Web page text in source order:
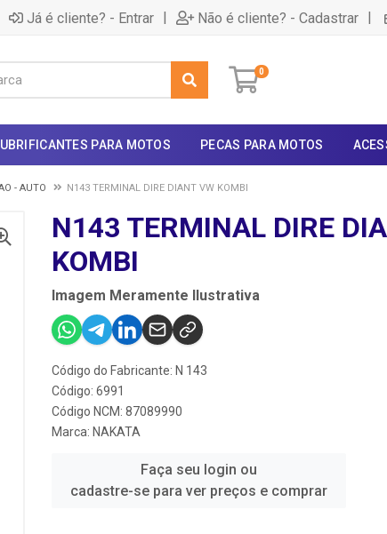
Já é cliente? - Entrar | Não é cliente? - Cadastrar |
0
PARA MOTOS PECAS PARA MOTOS
- AUTO N143 TERMINAL DIRE DIANT VW KOMBI
N143 TERMINAL DIRE
KOMBI
Imagem Meramente Ilustrativa
Código do Fabricante: N 143
Código: 6991
Código NCM: 87089990
Marca: NAKATA
Faça seu login ou
cadastre-se para ver preços e comprar